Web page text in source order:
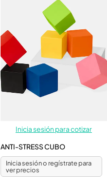
Inicia sesión para cotizar
ANTI-STRESS CUBO
Inicia sesión o regístrate para
ver precios